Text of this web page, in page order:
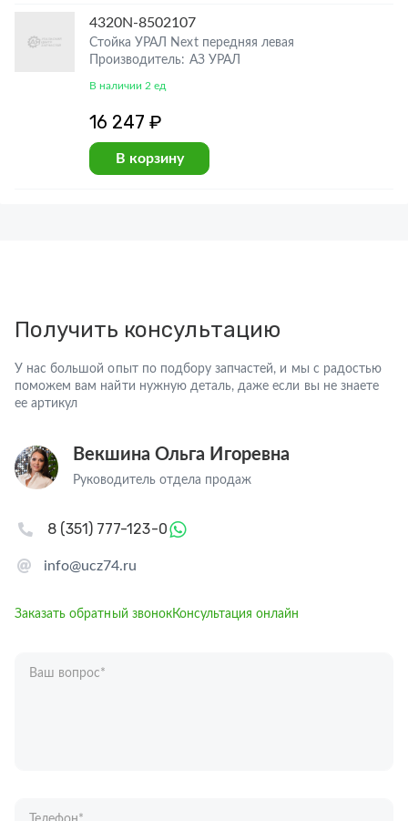
4320N-8502107
Стойка УРАЛ Next передняя левая
Производитель: АЗ УРАЛ
В наличии 2 ед
16 247 ₽
В корзину
Получить консультацию
У нас большой опыт по подбору запчастей, и мы с радостью
поможем вам найти нужную деталь, даже если вы не знаете
ее артикул
Векшина Ольга Игоревна
Руководитель отдела продаж
info@ucz74.ru
8 (351) 777-123-0
Заказать обратный звонокКонсультация онлайн
Ваш вопрос*